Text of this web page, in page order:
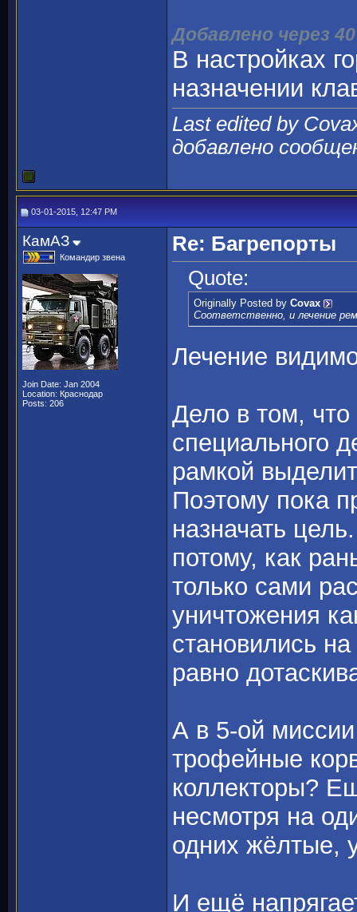
Добавлено через
В настройках
назначении
Last edited by
добавлено
03-01-2015, 12:47 PM
КамАЗ
Командир звена
Join Date: Jan 2004
Location: Краснодар
Posts: 206
Re: Багрепорты
Quote:
Originally Posted by Covax
Соответственно, и лечение
Лечение
Дело в том, что
специального
рамкой
Поэтому пока
назначать
потому, как
только сами
уничтожения
становились
равно
А в 5-ой
трофейные
коллекторы?
несмотря на
одних жёлтые,
И ещё